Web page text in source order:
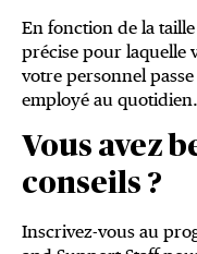
En fonction de la
précise pour laquelle
votre personnel
employé au quotidien.
Vous avez
conseils ?
Inscrivez-vous au